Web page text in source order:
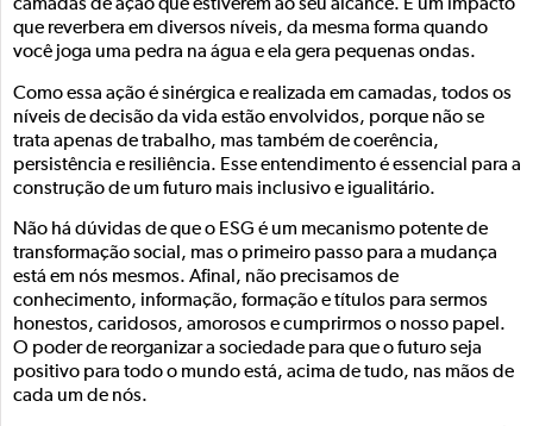
camadas de ação que estiverem ao seu alcance. É um impacto
que reverbera em diversos níveis, da mesma forma quando
você joga uma pedra na água e ela gera pequenas ondas.
Como essa ação é sinérgica e realizada em camadas, todos os
níveis de decisão da vida estão envolvidos, porque não se
trata apenas de trabalho, mas também de coerência,
persistência e resiliência. Esse entendimento é essencial para a
construção de um futuro mais inclusivo e igualitário.
Não há dúvidas de que o ESG é um mecanismo potente de
transformação social, mas o primeiro passo para a mudança
está em nós mesmos. Afinal, não precisamos de
conhecimento, informação, formação e títulos para sermos
honestos, caridosos, amorosos e cumprirmos o nosso papel.
O poder de reorganizar a sociedade para que o futuro seja
positivo para todo o mundo está, acima de tudo, nas mãos de
cada um de nós.